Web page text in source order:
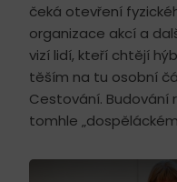
čeká otevření
organizace akcí a
vizí lidí, kteří chtějí
těším na tu osobní
Cestování. Budování
tomhle